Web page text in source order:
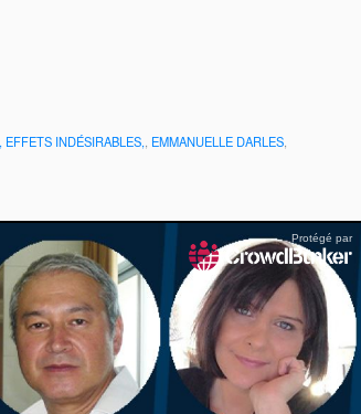
INDÉSIRABLES,, EMMANUELLE DARLES,